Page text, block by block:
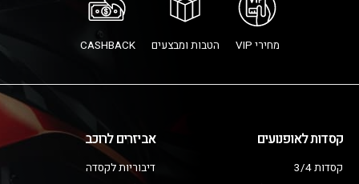
מחירי VIP הטבות ומבצעים CASHBACK
קסדות לאופנועים
קסדות 3/4
אביזרים לרוכב
דיבוריות לקסדה